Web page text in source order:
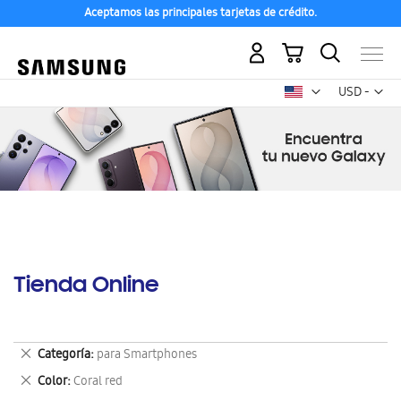
Aceptamos las principales tarjetas de crédito.
USD -
dólar
Mi carrito
Tienda Online
Categoría para Smartphones
Eliminar
este
artículo
Color Coral red
Eliminar